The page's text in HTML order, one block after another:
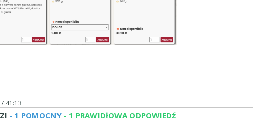
- 1 POMOCNY- 1 PRAWIDłOWA ODPOWIEDź